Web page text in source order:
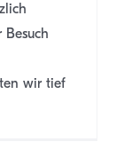
wir tief